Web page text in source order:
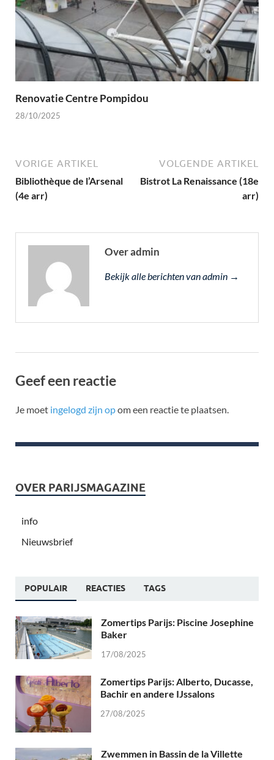
Renovatie Centre Pompidou
28/10/2025
VORIGE ARTIKEL
Bibliothèque de l’Arsenal
(4e arr)
VOLGENDE ARTIKEL
Bistrot La Renaissance (18e
arr)
Over admin
Bekijk alle berichten van admin →
Geef een reactie
Je moet ingelogd zijn opom een reactie te plaatsen.
OVER PARIJSMAGAZINE
info
Nieuwsbrief
POPULAIR REACTIES TAGS
Zomertips Parijs: Piscine Josephine
Baker
17/08/2025
Zomertips Parijs: Alberto, Ducasse,
Bachir en andere IJssalons
27/08/2025
Zwemmen in Bassin de la Villette